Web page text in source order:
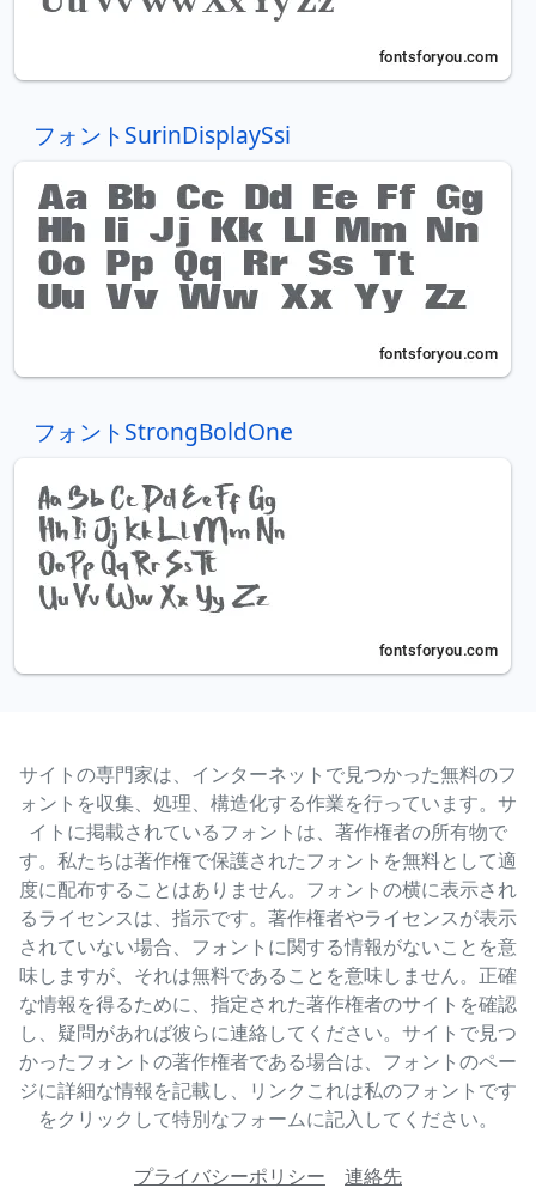
フォントSurinDisplaySsi
フォントStrongBoldOne
サイトの専門家は、インターネットで見つかった無料のフ
ォントを収集、処理、構造化する作業を行っています。サ
イトに掲載されているフォントは、著作権者の所有物で
す。私たちは著作権で保護されたフォントを無料として適
度に配布することはありません。フォントの横に表示され
るライセンスは、指示です。著作権者やライセンスが表示
されていない場合、フォントに関する情報がないことを意
味しますが、それは無料であることを意味しません。正確
な情報を得るために、指定された著作権者のサイトを確認
し、疑問があれば彼らに連絡してください。サイトで見つ
かったフォントの著作権者である場合は、フォントのペー
ジに詳細な情報を記載し、リンクこれは私のフォントです
をクリックして特別なフォームに記入してください。
プライバシーポリシー 連絡先